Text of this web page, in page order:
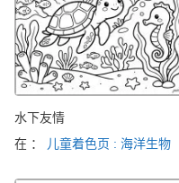
水下友情
在 ：
儿童着色页 : 海洋生物